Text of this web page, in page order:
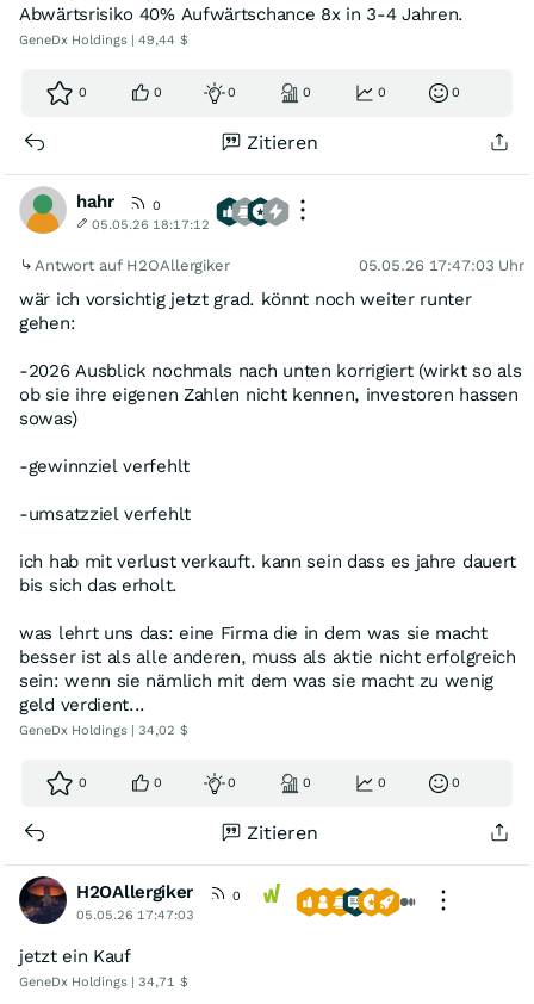
Abwärtsrisiko 40% Aufwärtschance 8x in 3-4 Jahren.
GeneDx Holdings | 49,44 $
0 0 0 0 0 0
Zitieren
hahr
0
05.05.26 18:17:12
Antwort auf H2OAllergiker 05.05.26 17:47:03 Uhr
wär ich vorsichtig jetzt grad. könnt noch weiter runter
gehen:
-2026 Ausblick nochmals nach unten korrigiert (wirkt so als
ob sie ihre eigenen Zahlen nicht kennen, investoren hassen
sowas)
-gewinnziel verfehlt
-umsatzziel verfehlt
ich hab mit verlust verkauft. kann sein dass es jahre dauert
bis sich das erholt.
was lehrt uns das: eine Firma die in dem was sie macht
besser ist als alle anderen, muss als aktie nicht erfolgreich
sein: wenn sie nämlich mit dem was sie macht zu wenig
geld verdient...
GeneDx Holdings | 34,02 $
0 0 0 0 0 0
Zitieren
H2OAllergiker
0
05.05.26 17:47:03
jetzt ein Kauf
GeneDx Holdings | 34,71 $